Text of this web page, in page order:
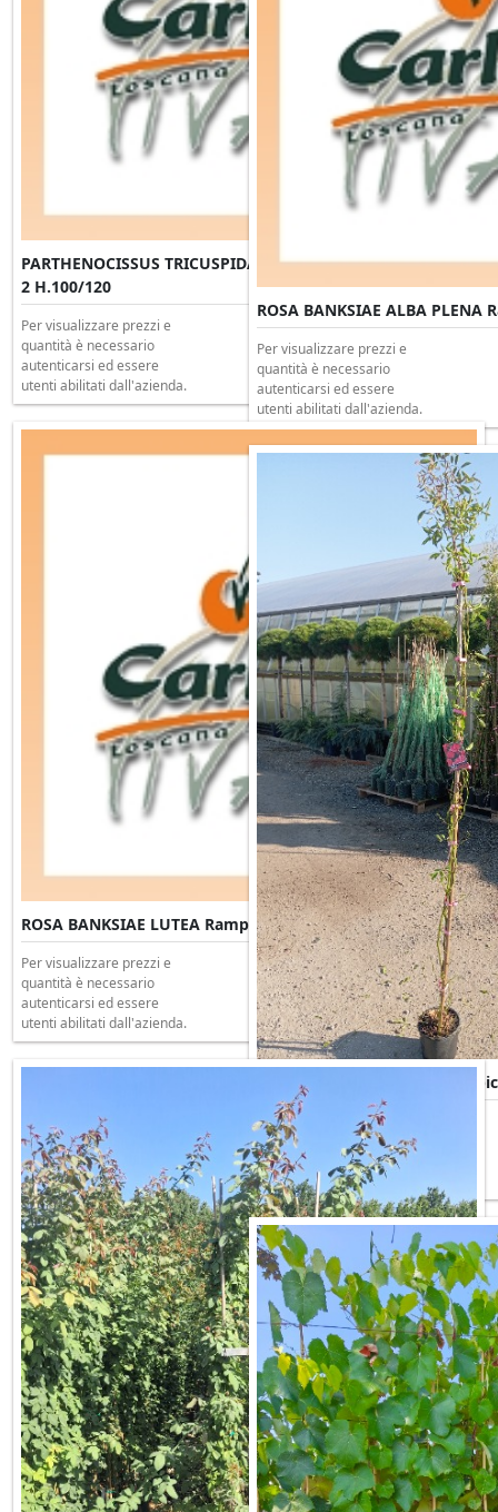
PARTHENOCISSUS TRICUSPIDATA VEITCHII Rampicante Clt
2 H.100/120
Per visualizzare prezzi e
quantità è necessario
autenticarsi ed essere
utenti abilitati dall'azienda.
ROSA BANKSIAE ALBA
Per visualizzare prezzi e
quantità è necessario
autenticarsi ed essere
utenti abilitati dall'azienda.
ROSA BANKSIAE LUTEA Rampicante Clt 3 H.180/200
Per visualizzare prezzi e
quantità è necessario
autenticarsi ed essere
utenti abilitati dall'azienda.
ROSA BANKSIAE ROSEA
Per visualizzare prezzi e
quantità è necessario
autenticarsi ed essere
utenti abilitati dall'azienda.